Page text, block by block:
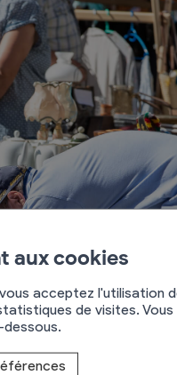
aux cookies
acceptez l'utilisation
de visites. Vous